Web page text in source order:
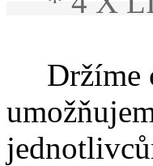
Držíme